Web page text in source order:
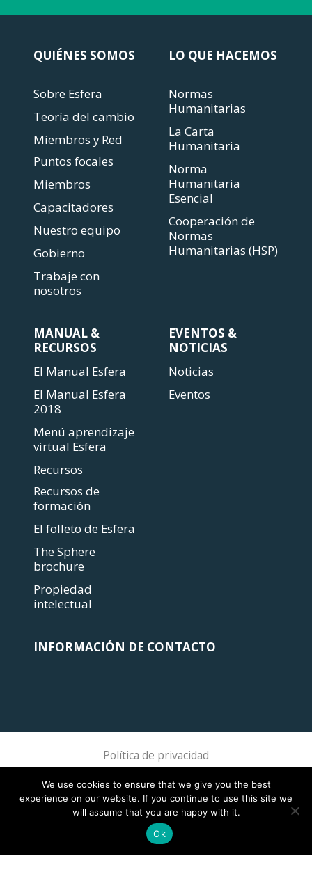
QUIÉNES SOMOS
Sobre Esfera
Teoría del cambio
Miembros y Red
Puntos focales
Miembros
Capacitadores
Nuestro equipo
Gobierno
Trabaje con
nosotros
LO QUE HACEMOS
Normas
Humanitarias
La Carta
Humanitaria
Norma
Humanitaria
Esencial
Cooperación de
Normas
Humanitarias (HSP)
MANUAL &
RECURSOS
El Manual Esfera
El Manual Esfera
2018
Menú aprendizaje
virtual Esfera
Recursos
Recursos de
formación
El folleto de Esfera
The Sphere
brochure
Propiedad
intelectual
EVENTOS &
NOTICIAS
Noticias
Eventos
INFORMACIÓN DE CONTACTO
Política de privacidad
We use cookies to ensure that we give you the best
experience on our website. If you continue to use this site we
will assume that you are happy with it.
Ok